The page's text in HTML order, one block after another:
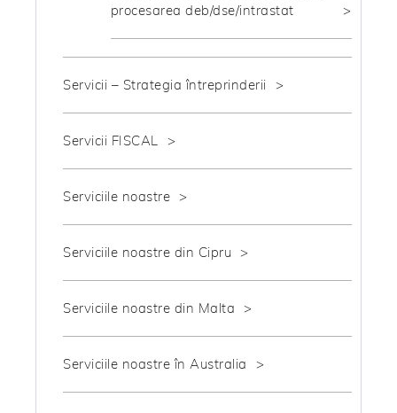
procesarea deb/dse/intrastat
Servicii – Strategia întreprinderii
Servicii FISCAL
Serviciile noastre
Serviciile noastre din Cipru
Serviciile noastre din Malta
Serviciile noastre în Australia